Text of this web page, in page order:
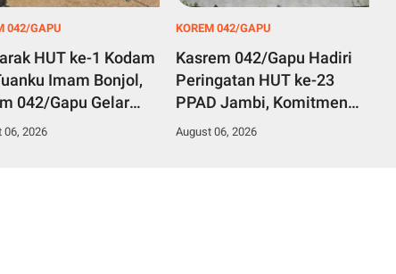
042/GAPU
HUT ke-1 Kodam
Imam Bonjol,
042/Gapu Gelar
Olahraga
06, 2026
KOREM 042/GAPU
Kasrem 042/Gapu Hadiri
Peringatan HUT ke-23
PPAD Jambi, Komitmen
Perkuat Persatuan dan
August 06, 2026